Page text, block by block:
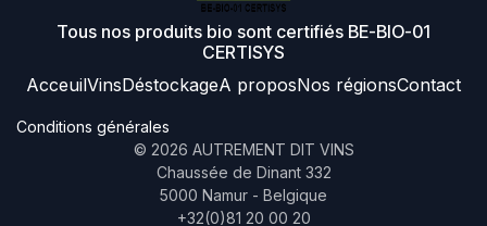
Tous nos produits bio sont certifiés BE-BIO-01
CERTISYS
AcceuilVinsDéstockageA proposNos régionsContact
Conditions générales
© 2026 AUTREMENT DIT VINS
Chaussée de Dinant 332
5000 Namur - Belgique
+32(0)81 20 00 20